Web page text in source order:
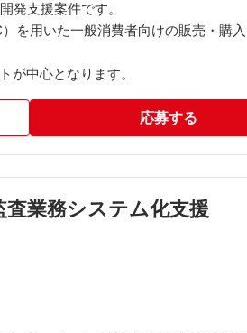
発支援案件です。
を用いた一般消費者向けの販売・購
が中心となります。
応募する
査業務システム化支援